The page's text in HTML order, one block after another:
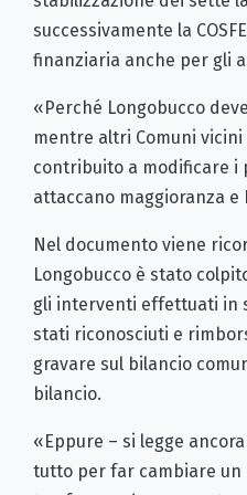
successivamente la
finanziaria anche per gli
«Perché Longobucco
mentre altri Comuni
contribuito a modificare i
attaccano maggioranza e
Nel documento viene
Longobucco è stato
gli interventi effettuati in
stati riconosciuti e
gravare sul bilancio
bilancio.
«Eppure – si legge
tutto per far cambiare un